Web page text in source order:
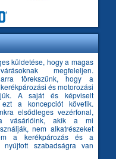
küldetése, hogy a magas
megfeleljen.
arra törekszünk, hogy a
és motorozási
A saját és képviselt
a koncepciót követik.
elsődleges vezérfonal,
vásárlóink, akik a mi
nem alkatrészeket
a kerékpározás és a
nyújtott szabadságra van